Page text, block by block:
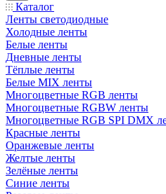
Каталог
Ленты светодиодные
Холодные ленты
Белые ленты
Дневные ленты
Тёплые ленты
Белые MIX ленты
Многоцветные RGB ленты
Многоцветные RGBW ленты
Многоцветные RGB SPI DMX
Красные ленты
Оранжевые ленты
Желтые ленты
Зелёные ленты
Синие ленты